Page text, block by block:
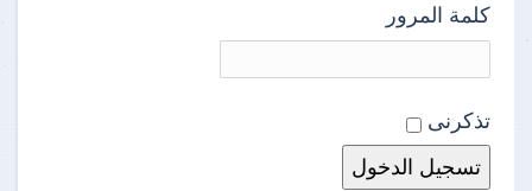
كلمة المرور
تذكرنى